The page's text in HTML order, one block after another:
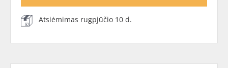
Atsiėmimas rugpjūčio 10 d.